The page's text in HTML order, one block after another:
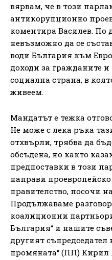
вярвам, че в този
антикорупционно
коментира Василев. По
невъзможно да се
води България към
доходи за гражданите
социална страна, в
живеем.
Мандатът е тежка
Не може с лека ръка
отхвърли, трябва да
обсъдена, но както
предпоставки в този
направи
правителство, посочи
Продължаваме
коалиционни
България“ и нашите
другият
промяната“ (ПП) Кирил